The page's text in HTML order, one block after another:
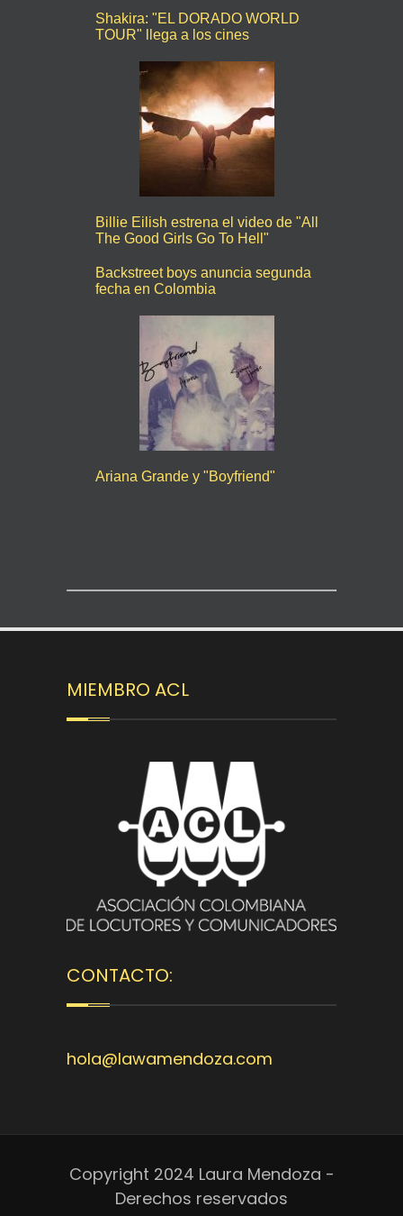
Shakira: "EL DORADO WORLD
TOUR" llega a los cines
Billie Eilish estrena el video de "All
The Good Girls Go To Hell"
Backstreet boys anuncia segunda
fecha en Colombia
Ariana Grande y "Boyfriend"
MIEMBRO ACL
CONTACTO:
hola@lawamendoza.com
Copyright 2024 Laura Mendoza -
Derechos reservados